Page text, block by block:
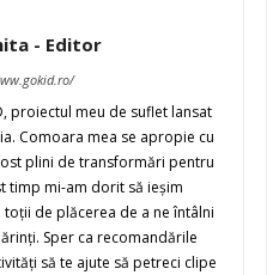
- Editor
proiectul meu de suflet lansat
Comoara mea se apropie cu
plini de transformări pentru
timp mi-am dorit să ieşim
de plăcerea de a ne întâlni
Sper ca recomandările
să te ajute să petreci clipe